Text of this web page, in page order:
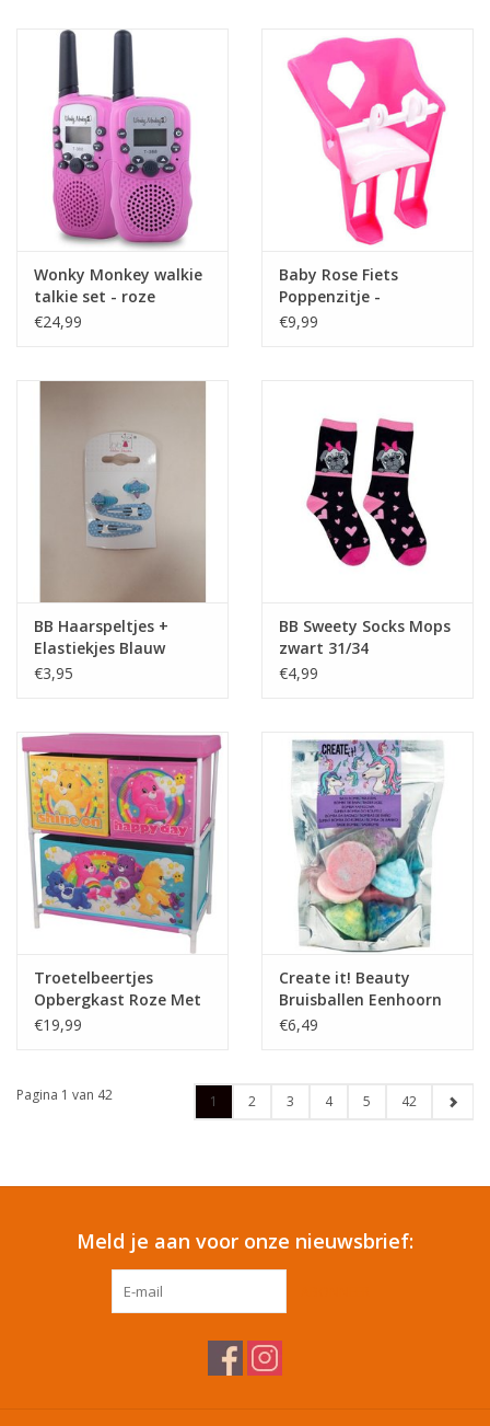
Valentijn
Cadeaubonnen
Toon alle producten
Wonky Monkey walkie
talkie set - roze
€24,99
Baby Rose Fiets
Poppenzitje -
Poppenstoel
€9,99
BB Haarspeltjes +
Elastiekjes Blauw
€3,95
BB Sweety Socks Mops
zwart 31/34
€4,99
Troetelbeertjes
Opbergkast Roze Met
Drie Lades 60 Cm
€19,99
Create it! Beauty
Bruisballen Eenhoorn
7-Pack
€6,49
Pagina 1 van 42 1 2 3 4 5 42
Meld je aan voor onze nieuwsbrief: